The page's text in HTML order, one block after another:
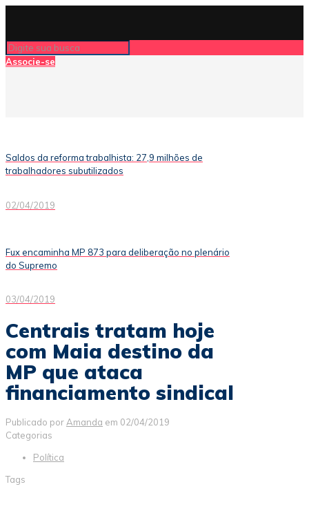
Associe-se
Saldos da reforma trabalhista: 27,9 milhões de
trabalhadores subutilizados
02/04/2019
Fux encaminha MP 873 para deliberação no plenário
do Supremo
03/04/2019
Centrais tratam hoje
com Maia destino da
MP que ataca
financiamento sindical
Publicado por Amanda em 02/04/2019
Categorias
Política
Tags